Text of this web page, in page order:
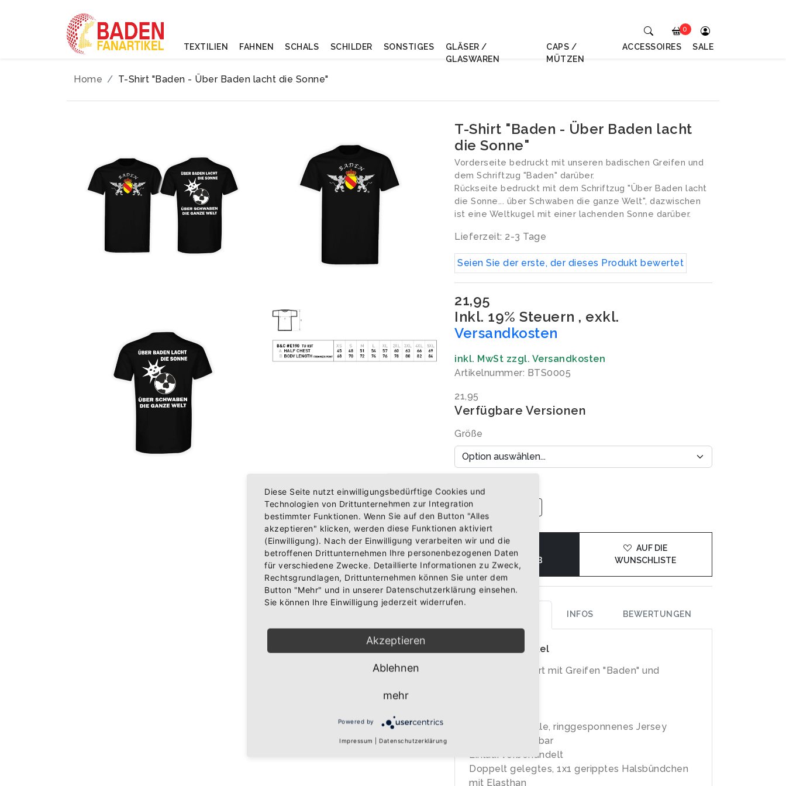
Home T-Shirt "Baden - Über Baden lacht die Sonne"
T-Shirt "Baden - Über Baden lacht
die Sonne"
Vorderseite bedruckt mit unseren badischen Greifen und
dem Schriftzug "Baden" darüber.
Rückseite bedruckt mit dem Schriftzug "Über Baden lacht
die Sonne... über Schwaben die ganze Welt", dazwischen
ist eine Weltkugel mit einer lachenden Sonne darüber.
Lieferzeit: 2-3 Tage
Seien Sie der erste, der dieses Produkt bewertet
21,95
Inkl. 19% Steuern , exkl.
Versandkosten
inkl. MwSt zzgl. Versandkosten
Artikelnummer: BTS0005
21,95
Verfügbare Versionen
Größe
WARENKORB
AUF DIE
WUNSCHLISTE
INFOS BEWERTUNGEN
Über den Artikel
Qualitäts-T-Shirt mit Greifen "Baden" und
100% Baumwolle, ringgesponnenes Jersey
40 Grad waschbar
Einlaufvorbehandelt
Doppelt gelegtes, 1x1 geripptes Halsbündchen
mit Elasthan
0
TEXTILIEN FAHNEN SCHALS SCHILDER SONSTIGES
GLÄSER /
GLASWAREN
CAPS /
MÜTZEN
ACCESSOIRES SALE
Diese Seite nutzt einwilligungsbedürftige Cookies und
Technologien von Drittunternehmen zur Integration
bestimmter Funktionen. Wenn Sie auf den Button "Alles
akzeptieren" klicken, werden diese Funktionen aktiviert
(Einwilligung). Nach der Einwilligung verarbeiten wir und die
betroffenen Drittunternehmen Ihre personenbezogenen Daten
für verschiedene Zwecke. Detaillierte Informationen zu Zweck,
Rechtsgrundlagen, Drittunternehmen können Sie unter dem
Button "Mehr" und in unserer Datenschutzerklärung einsehen.
Sie können Ihre Einwilligung jederzeit widerrufen.
Akzeptieren
Ablehnen
mehr
Powered by
Impressum | Datenschutzerklärung